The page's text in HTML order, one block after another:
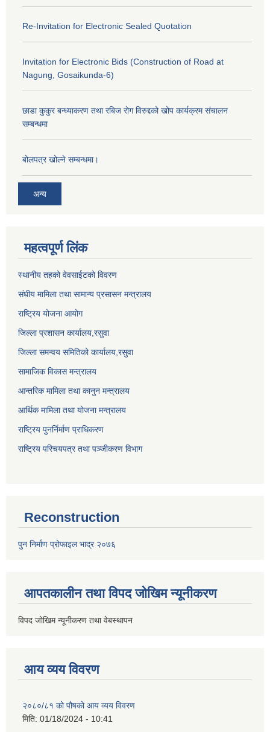
Re-Invitation for Electronic Sealed Quotation
Invitation for Electronic Bids (Construction of Road at
Nagung, Gosaikunda-6)
छाडा कुकुर बन्ध्याकरण तथा रबिज रोग विरुद्दको खोप कार्यक्रम संचालन
सम्बन्धमा
बोलपत्र खोल्ने सम्बन्धमा।
अन्य
महत्वपूर्ण लिंक
स्थानीय तहको वेवसाईटको विवरण
संघीय मामिला तथा सामान्य प्रसासन मन्त्रालय
राष्ट्रिय योजना आयोग
जिल्ला प्रशासन कार्यालय, रसुवा
जिल्ला समन्वय समितिको कार्यालय, रसुवा
सामाजिक विकास मन्त्रालय
आन्तरिक मामिला तथा कानुन मन्त्रालय
आर्थिक मामिला तथा योजना मन्त्रालय
राष्ट्रिय पुनर्निर्माण प्राधिकरण
राष्ट्रिय परिचयपत्र तथा पञ्जीकरण विभाग
Reconstruction
पुन निर्माण प्रोफाइल भाद्र २०७६
आपतकालीन तथा विपद जोखिम न्यूनीकरण
विपद जोखिम न्यूनीकरण तथा वेबस्थापन
आय व्यय विवरण
२०८०/८१ को पौषको आय व्यय विवरण
मिति: 01/18/2024 - 10:41